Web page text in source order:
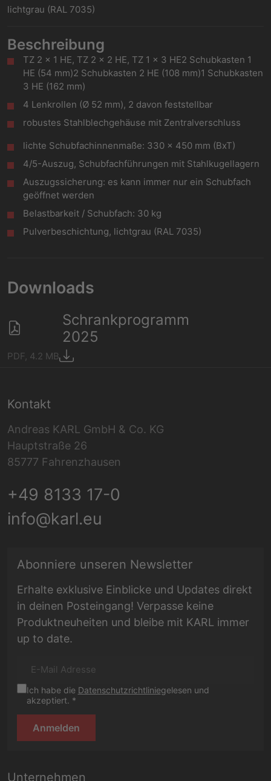
lichtgrau (RAL 7035)
Beschreibung
TZ 2 x 1 HE, TZ 2 x 2 HE, TZ 1 x 3 HE2 Schubkasten 1
HE (54 mm)2 Schubkasten 2 HE (108 mm)1 Schubkasten
3 HE (162 mm)
4 Lenkrollen (Ø 52 mm), 2 davon feststellbar
robustes Stahlblechgehäuse mit Zentralverschluss
lichte Schubfachinnenmaße: 330 x 450 mm (BxT)
4/5-Auszug, Schubfachführungen mit Stahlkugellagern
Auszugssicherung: es kann immer nur ein Schubfach
geöffnet werden
Belastbarkeit / Schubfach: 30 kg
Pulverbeschichtung, lichtgrau (RAL 7035)
Downloads
Schrankprogramm
2025
PDF, 4.2 MB
Kontakt
Andreas KARL GmbH & Co. KG
Hauptstraße 26
85777 Fahrenzhausen
+49 8133 17-0
info@karl.eu
Abonniere unseren Newsletter
Erhalte exklusive Einblicke und Updates direkt
in deinen Posteingang! Verpasse keine
Produktneuheiten und bleibe mit KARL immer
up to date.
E-Mail Adresse
Ich habe die Datenschutzrichtliniegelesen und
akzeptiert. *
Anmelden
Unternehmen